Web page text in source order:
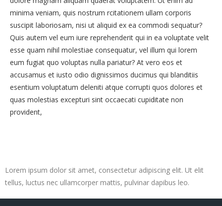
minima veniam, quis nostrum rcitationem ullam corporis
suscipit laboriosam, nisi ut aliquid ex ea commodi sequatur?
Quis autem vel eum iure reprehenderit qui in ea voluptate velit
esse quam nihil molestiae consequatur, vel illum qui lorem
eum fugiat quo voluptas nulla pariatur? At vero eos et
accusamus et iusto odio dignissimos ducimus qui blanditiis
esentium voluptatum deleniti atque corrupti quos dolores et
quas molestias excepturi sint occaecati cupiditate non
provident,
Lorem ipsum dolor sit amet, consectetur adipiscing elit. Ut elit
tellus, luctus nec ullamcorper mattis, pulvinar dapibus leo.